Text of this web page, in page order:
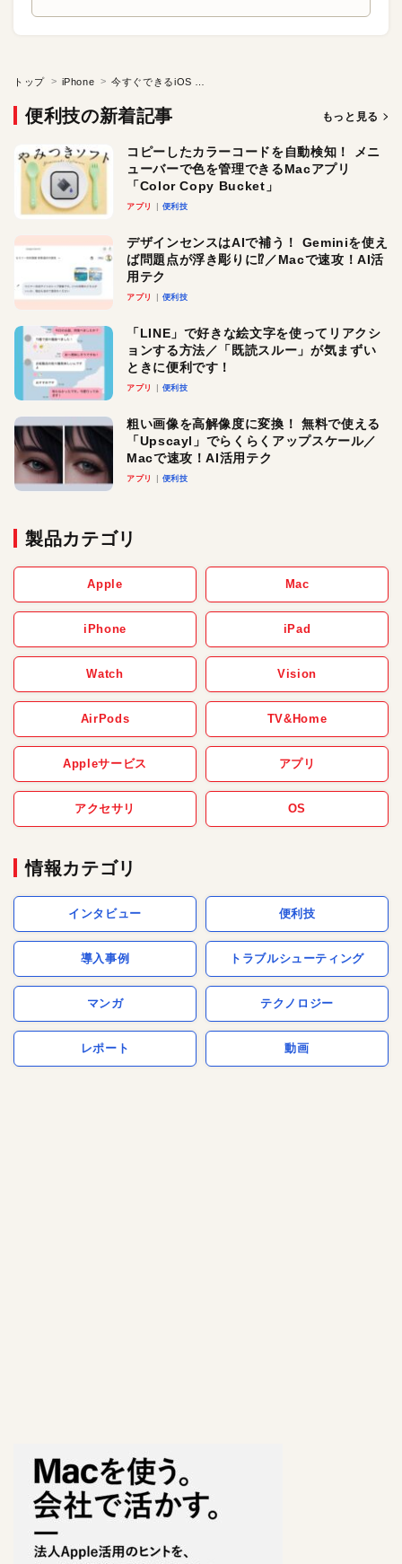
トップ iPhone
便利技の新着記事 もっと見る
コピーしたカラーコードを自動検知！ メニ
ューバーで色を管理できるMacアプリ
「Color Copy Bucket」
アプリ 便利技
デザインセンスはAIで補う！ Geminiを使え
ば問題点が浮き彫りに⁉︎／Macで速攻！AI活
用テク
アプリ 便利技
「LINE」で好きな絵文字を使ってリアクシ
ョンする方法／「既読スルー」が気まずい
ときに便利です！
アプリ 便利技
粗い画像を高解像度に変換！ 無料で使える
「Upscayl」でらくらくアップスケール／
Macで速攻！AI活用テク
アプリ 便利技
製品カテゴリ
Apple Mac
iPhone iPad
Watch Vision
AirPods TV&Home
Appleサービス アプリ
アクセサリ OS
情報カテゴリ
インタビュー 便利技
導入事例 トラブルシューティング
マンガ テクノロジー
レポート 動画